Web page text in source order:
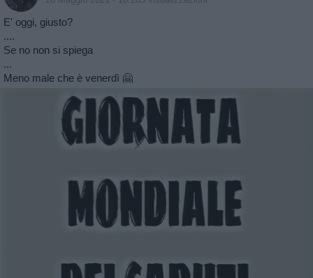
E' oggi, giusto?
....
Se no non si spiega
...
Meno male che è venerdì 🤗